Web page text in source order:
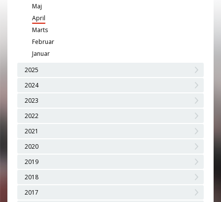
Maj
April
Marts
Februar
Januar
2025
2024
2023
2022
2021
2020
2019
2018
2017